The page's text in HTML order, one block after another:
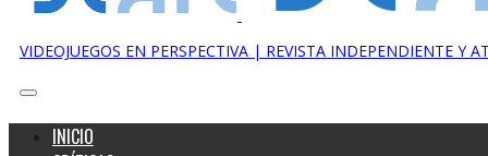
VIDEOJUEGOS EN PERSPECTIVA | REVISTA INDEPENDIENTE Y
INICIO